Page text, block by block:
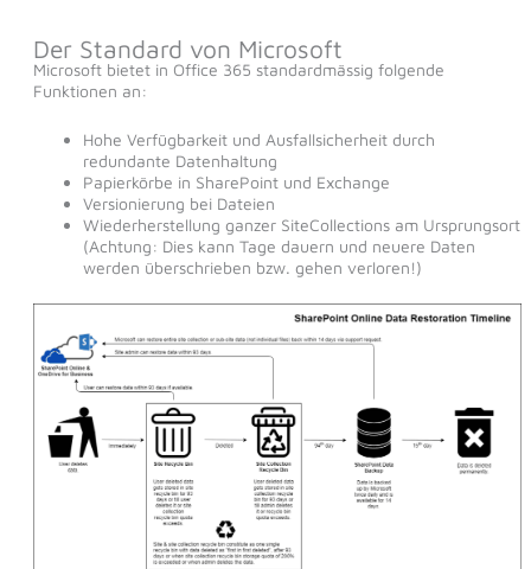
Der Standard von Microsoft
Microsoft bietet in Office 365 standardmässig folgende
Funktionen an:
Hohe Verfügbarkeit und Ausfallsicherheit durch
redundante Datenhaltung
Papierkörbe in SharePoint und Exchange
Versionierung bei Dateien
Wiederherstellung ganzer SiteCollections am Ursprungsort
(Achtung: Dies kann Tage dauern und neuere Daten
werden überschrieben bzw. gehen verloren!)